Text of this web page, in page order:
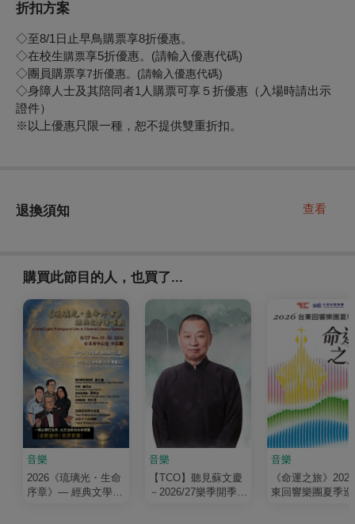
折扣方案
◇至8/1日止早鳥購票享8折優惠。
◇在校生購票享5折優惠。(請輸入優惠代碼)
◇團員購票享7折優惠。(請輸入優惠代碼)
◇身障人士及其陪同者1人購票可享５折優惠（入場時請出示
證件）
※以上優惠只限一種，恕不提供雙重折扣。
退換須知 查看
購買此節目的人，也買了...
音樂
2026《琉璃光・生命
序章》— 經典文學清
音樂
【TCO】聽見蘇文慶
－2026/27樂季開季音
音樂
《命運之旅》
東回響樂團夏季巡